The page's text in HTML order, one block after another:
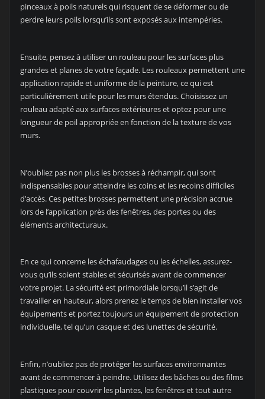
pinceaux à poils naturels qui risquent de se déformer ou de
perdre leurs poils lorsqu’ils sont exposés aux intempéries.
Ensuite, pensez à utiliser un rouleau pour les surfaces plus
grandes et planes de votre façade. Les rouleaux permettent une
application rapide et uniforme de la peinture, ce qui est
particulièrement utile pour les murs étendus. Choisissez un
rouleau adapté aux surfaces extérieures et optez pour une
longueur de poil appropriée en fonction de la texture de vos
murs.
N’oubliez pas non plus les brosses à réchampir, qui sont
indispensables pour atteindre les coins et les recoins difficiles
d’accès. Ces petites brosses permettent une précision accrue
lors de l’application près des fenêtres, des portes ou des
éléments architecturaux.
En ce qui concerne les échafaudages ou les échelles, assurez-
vous qu’ils soient stables et sécurisés avant de commencer
votre projet. La sécurité est primordiale lorsqu’il s’agit de
travailler en hauteur, alors prenez le temps de bien installer vos
équipements et portez toujours un équipement de protection
individuelle, tel qu’un casque et des lunettes de sécurité.
Enfin, n’oubliez pas de protéger les surfaces environnantes
avant de commencer à peindre. Utilisez des bâches ou des films
plastiques pour couvrir les plantes, les fenêtres et tout autre